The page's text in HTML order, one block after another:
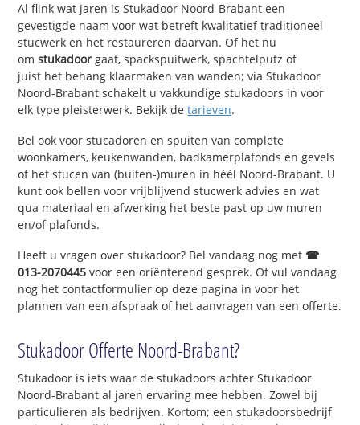
Al flink wat jaren is Stukadoor Noord-Brabant een
gevestigde naam voor wat betreft kwalitatief traditioneel
stucwerk en het restaureren daarvan. Of het nu
omstukadoor gaat, spackspuitwerk, spachtelputz of
juist het behang klaarmaken van wanden; via Stukadoor
Noord-Brabant schakelt u vakkundige stukadoors in voor
elk type pleisterwerk. Bekijk detarieven.
Bel ook voor stucadoren en spuiten van complete
woonkamers, keukenwanden, badkamerplafonds en gevels
of het stucen van (buiten-)muren in héél Noord-Brabant. U
kunt ook bellen voor vrijblijvend stucwerk advies en wat
qua materiaal en afwerking het beste past op uw muren
en/of plafonds.
Heeft u vragen over stukadoor? Bel vandaag nog met ☎
013-2070445 voor een oriënterend gesprek. Of vul vandaag
nog het contactformulier op deze pagina in voor het
plannen van een afspraak of het aanvragen van een offerte.
Stukadoor Offerte Noord-Brabant?
Stukadoor is iets waar de stukadoors achter Stukadoor
Noord-Brabant al jaren ervaring mee hebben. Zowel bij
particulieren als bedrijven. Kortom; een stukadoorsbedrijf